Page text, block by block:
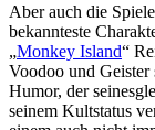
Aber auch die
bekannteste
„Monkey Island“
Voodoo und Geister
Humor, der
seinem Kultstatus